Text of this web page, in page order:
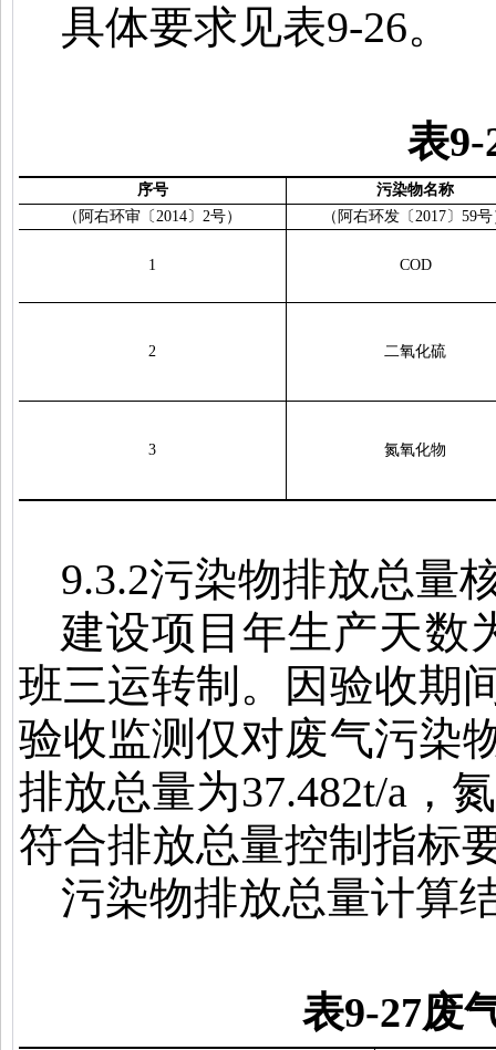
具体要求见表9-26。
表9-
序号
污染物名称
（阿右环审〔 2014〕 2号） （阿右环发〔 2017〕59号
1 COD
2 二氧化硫
3 氮氧化物
9.3.2污染物排放总量
建设项目年生产天数
班三运转制。因验收期
验收监测仅对废气污染
排放总量为37.482t/a ，
符合排放总量控制指标
污染物排放总量计算
表9-27废